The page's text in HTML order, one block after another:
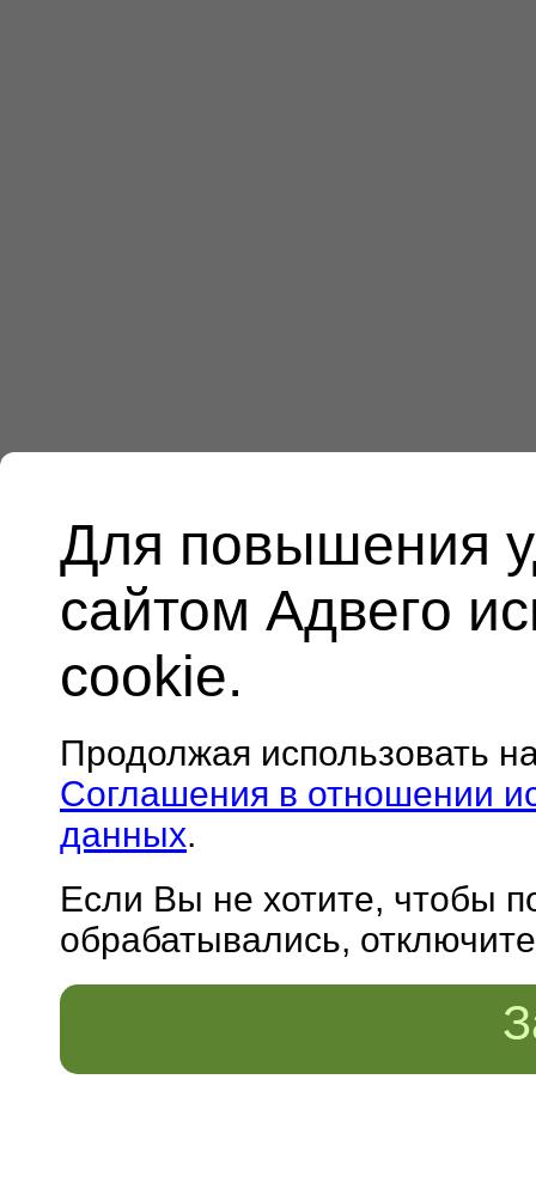
Для повышения
сайтом Адвего
cookie.
Продолжая использовать
Соглашения в отношении
данных.
Если Вы не хотите, чтобы
обрабатывались,